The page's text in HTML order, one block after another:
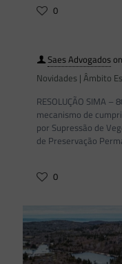
0
Saes Advogadoson
Novidades | Âmbito
RESOLUÇÃO SIMA
mecanismo de
por Supressão de
de Preservação
0